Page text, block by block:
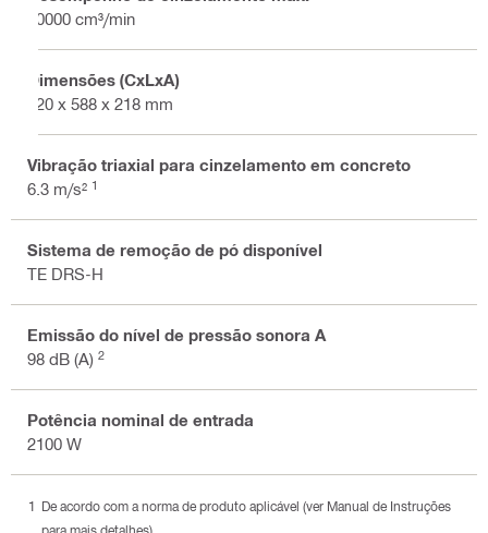
60000 cm³/min
Dimensões (CxLxA)
820 x 588 x 218 mm
Vibração triaxial para cinzelamento em concreto
6.3 m/s² 1
Sistema de remoção de pó disponível
TE DRS-H
Emissão do nível de pressão sonora A
98 dB (A) 2
Potência nominal de entrada
2100 W
De acordo com a norma de produto aplicável (ver Manual de Instruções
para mais detalhes)